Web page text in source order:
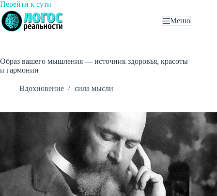
Перейти к сути
к
сути
Меню
Образ вашего мышления — источник здоровья, красоты
и гармонии
Вдохновение сила мысли